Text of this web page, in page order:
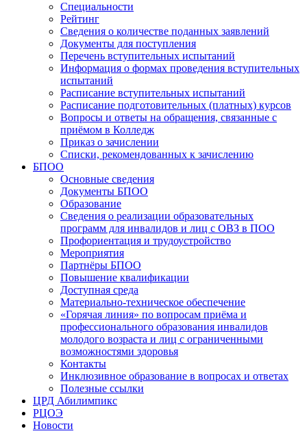
Специальности
Рейтинг
Сведения о количестве поданных заявлений
Документы для поступления
Перечень вступительных испытаний
Информация о формах проведения вступительных
испытаний
Расписание вступительных испытаний
Расписание подготовительных (платных) курсов
Вопросы и ответы на обращения, связанные с
приёмом в Колледж
Приказ о зачислении
Списки, рекомендованных к зачислению
БПОО
Основные сведения
Документы БПОО
Образование
Сведения о реализации образовательных
программ для инвалидов и лиц с ОВЗ в ПОО
Профориентация и трудоустройство
Мероприятия
Партнёры БПОО
Повышение квалификации
Доступная среда
Материально-техническое обеспечение
«Горячая линия» по вопросам приёма и
профессионального образования инвалидов
молодого возраста и лиц с ограниченными
возможностями здоровья
Контакты
Инклюзивное образование в вопросах и ответах
Полезные ссылки
ЦРД Абилимпикс
РЦОЭ
Новости